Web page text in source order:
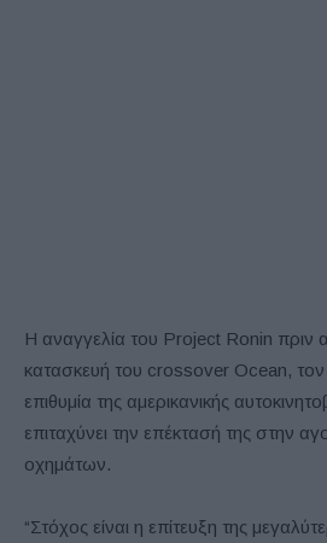
Η αναγγελία του Project Ronin πριν
κατασκευή του crossover Ocean, τον
επιθυμία της αμερικανικής
επιταχύνει την επέκτασή της στην
οχημάτων.
“Στόχος είναι η επίτευξη της